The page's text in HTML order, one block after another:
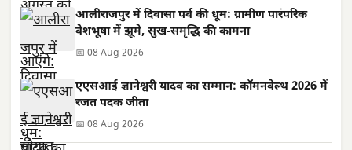
आलीराजपुर में दिवासा पर्व की धूम: ग्रामीण पारंपरिक
वेशभूषा में झूमे, सुख-समृद्धि की कामना
📅 08 Aug 2026
एएसआई ज्ञानेश्वरी यादव का सम्मान: कॉमनवेल्थ 2026 में
रजत पदक जीता
📅 08 Aug 2026